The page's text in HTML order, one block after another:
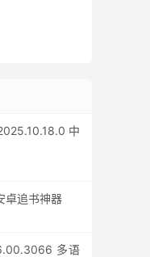
中
卓追书神器
多语